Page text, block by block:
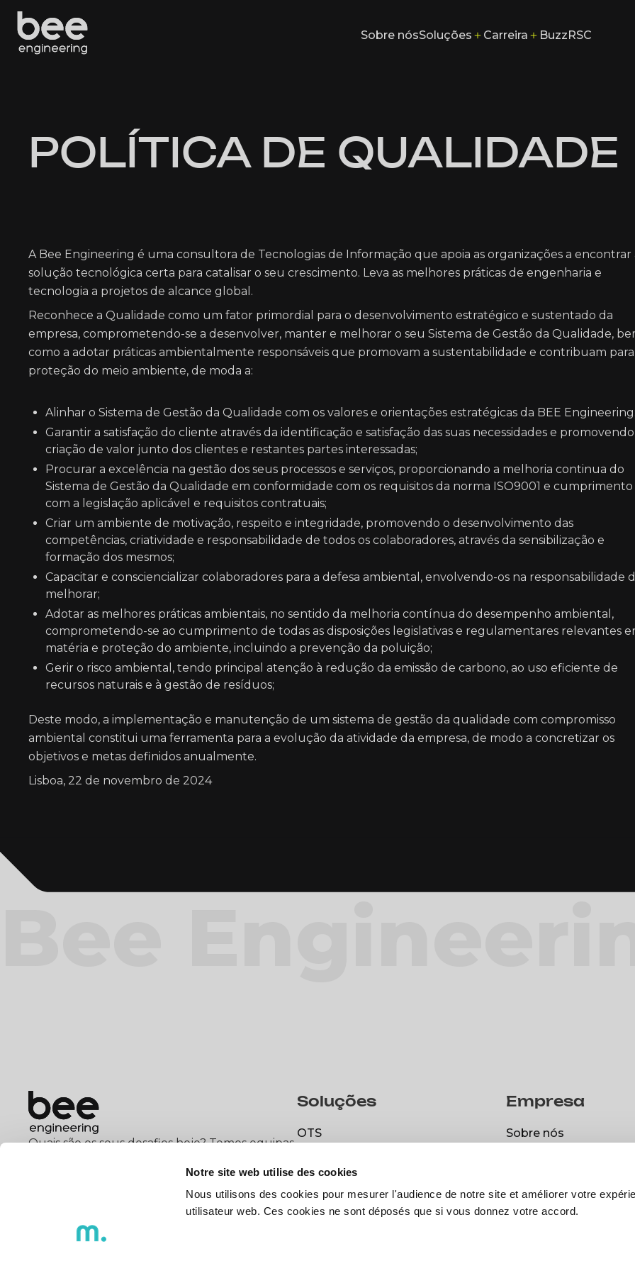
Notre site web utilise des cookies
Nous utilisons des cookies pour mesurer l'audience de notre site et améliorer votre
utilisateur web. Ces cookies ne sont déposés que si vous donnez votre accord.
Sobre nósSoluções Carreira
Buzz RSC
POLÍTICA DE QUALIDADE
A Bee Engineering é uma consultora de Tecnologias de Informação que apoia as organizações a encontrar
solução tecnológica certa para catalisar o seu crescimento. Leva as melhores práticas de engenharia e
tecnologia a projetos de alcance global.
Reconhece a Qualidade como um fator primordial para o desenvolvimento estratégico e sustentado da
empresa, comprometendo-se a desenvolver, manter e melhorar o seu Sistema de Gestão da Qualidade,
como a adotar práticas ambientalmente responsáveis que promovam a sustentabilidade e contribuam para
proteção do meio ambiente, de moda a:
Alinhar o Sistema de Gestão da Qualidade com os valores e orientações estratégicas da BEE Engineering;
Garantir a satisfação do cliente através da identificação e satisfação das suas necessidades e promovendo
criação de valor junto dos clientes e restantes partes interessadas;
Procurar a excelência na gestão dos seus processos e serviços, proporcionando a melhoria continua do
Sistema de Gestão da Qualidade em conformidade com os requisitos da norma ISO9001 e cumprimento
com a legislação aplicável e requisitos contratuais;
Criar um ambiente de motivação, respeito e integridade, promovendo o desenvolvimento das
competências, criatividade e responsabilidade de todos os colaboradores, através da sensibilização e
formação dos mesmos;
Capacitar e consciencializar colaboradores para a defesa ambiental, envolvendo-os na responsabilidade
melhorar;
Adotar as melhores práticas ambientais, no sentido da melhoria contínua do desempenho ambiental,
comprometendo-se ao cumprimento de todas as disposições legislativas e regulamentares relevantes
matéria e proteção do ambiente, incluindo a prevenção da poluição;
Gerir o risco ambiental, tendo principal atenção à redução da emissão de carbono, ao uso eficiente de
recursos naturais e à gestão de resíduos;
Deste modo, a implementação e manutenção de um sistema de gestão da qualidade com compromisso
ambiental constitui uma ferramenta para a evolução da atividade da empresa, de modo a concretizar os
objetivos e metas definidos anualmente.
Lisboa, 22 de novembro de 2024
Bee
Quais são os seus desafios hoje? Temos equipas
Contactar
Soluções
OTS
DXspark
Empresa
Sobre nós
Carreira
Vagas disponíveis
Vagas disponíveis